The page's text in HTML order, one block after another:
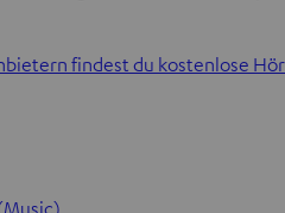
findest du kostenlose